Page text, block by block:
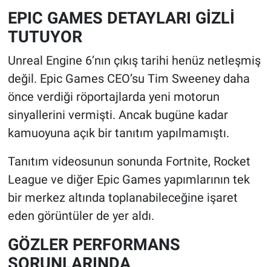
EPIC GAMES DETAYLARI GİZLİ
TUTUYOR
Unreal Engine 6’nın çıkış tarihi henüz netleşmiş
değil. Epic Games CEO’su Tim Sweeney daha
önce verdiği röportajlarda yeni motorun
sinyallerini vermişti. Ancak bugüne kadar
kamuoyuna açık bir tanıtım yapılmamıştı.
Tanıtım videosunun sonunda Fortnite, Rocket
League ve diğer Epic Games yapımlarının tek
bir merkez altında toplanabileceğine işaret
eden görüntüler de yer aldı.
GÖZLER PERFORMANS
SORUNLARINDA